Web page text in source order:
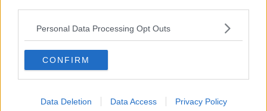
Personal Data Processing Opt Outs
CONFIRM
Data Deletion Data Access Privacy Policy
Ursprungligen postat avHaddoque2
Det skulle vi visst det. Svenskar är inte alls annorlunda mot andra
folk - när det kommer till auktoritetstro. Tror du något annat, så
__________________
Senast redigerad av PeterJihadi 2025-11-08 kl. 20:28.